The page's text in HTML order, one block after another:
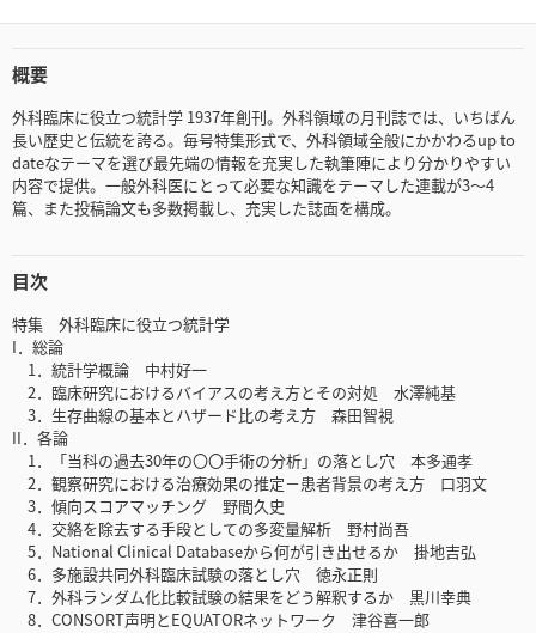
概要
外科臨床に役立つ統計学 1937年創刊。外科領域の月刊誌では、いちばん
長い歴史と伝統を誇る。毎号特集形式で、外科領域全般にかかわるup to
dateなテーマを選び最先端の情報を充実した執筆陣により分かりやすい
内容で提供。一般外科医にとって必要な知識をテーマした連載が3～4
篇、また投稿論文も多数掲載し、充実した誌面を構成。
目次
特集 外科臨床に役立つ統計学
I．総論
1．統計学概論 中村好一
2．臨床研究におけるバイアスの考え方とその対処 水澤純基
3．生存曲線の基本とハザード比の考え方 森田智視
II．各論
1．「当科の過去30年の〇〇手術の分析」の落とし穴 本多通孝
2．観察研究における治療効果の推定－患者背景の考え方 口羽文
3．傾向スコアマッチング 野間久史
4．交絡を除去する手段としての多変量解析 野村尚吾
5．National Clinical Databaseから何が引き出せるか 掛地吉弘
6．多施設共同外科臨床試験の落とし穴 徳永正則
7．外科ランダム化比較試験の結果をどう解釈するか 黒川幸典
8．CONSORT声明とEQUATORネットワーク 津谷喜一郎